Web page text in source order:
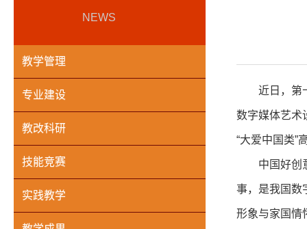
NEWS
教学管理
专业建设
教改科研
技能竞赛
实践教学
近日，第
数字媒体艺术
“大爱中国类”
中国好创
事，是我国数
形象与家国情